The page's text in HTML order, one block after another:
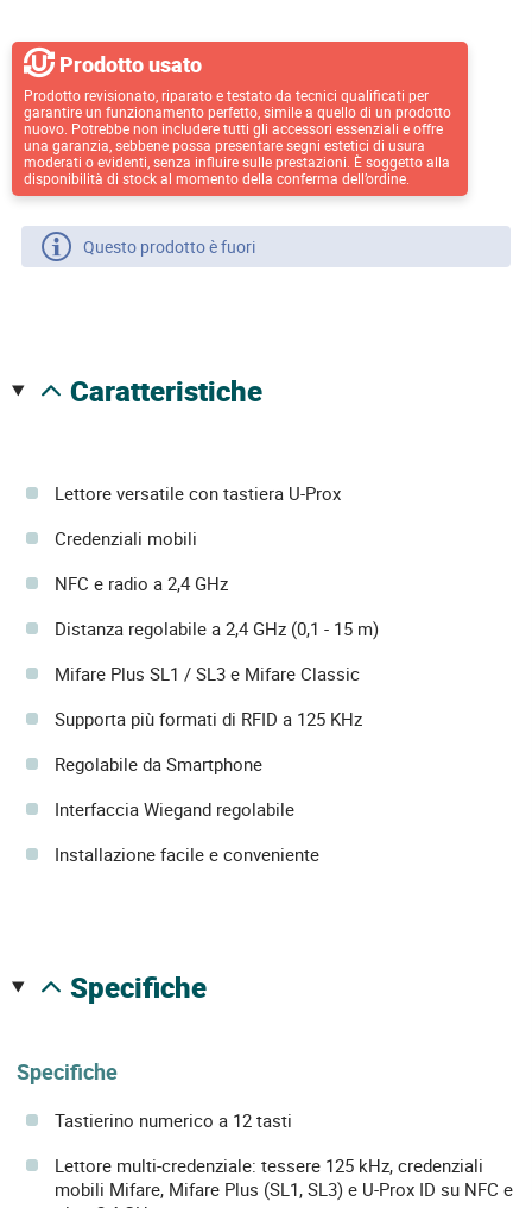
Prodotto usato
Prodotto revisionato, riparato e testato da tecnici qualificati per
garantire un funzionamento perfetto, simile a quello di un prodotto
nuovo. Potrebbe non includere tutti gli accessori essenziali e offre
una garanzia, sebbene possa presentare segni estetici di usura
moderati o evidenti, senza influire sulle prestazioni. È soggetto alla
disponibilità di stock al momento della conferma dell’ordine.
Questo prodotto è fuori
caratteristiche
Lettore versatile con tastiera U-Prox
Credenziali mobili
NFC e radio a 2,4 GHz
Distanza regolabile a 2,4 GHz (0,1 - 15 m)
Mifare Plus SL1 / SL3 e Mifare Classic
Supporta più formati di RFID a 125 KHz
Regolabile da Smartphone
Interfaccia Wiegand regolabile
Installazione facile e conveniente
specifiche
Specifiche
Tastierino numerico a 12 tasti
Lettore multi-credenziale: tessere 125 kHz, credenziali
mobili Mifare, Mifare Plus (SL1, SL3) e U-Prox ID su NFC e